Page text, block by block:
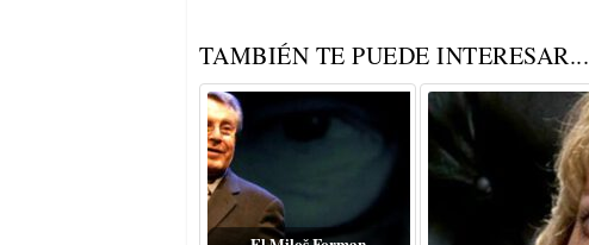
TAMBIÉN TE PUEDE INTERESAR...